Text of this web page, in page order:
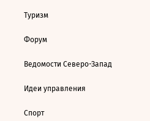
Туризм
Форум
Ведомости Северо-Запад
Идеи управления
Спорт